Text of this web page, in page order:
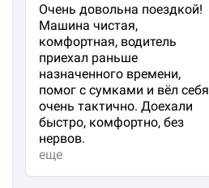
Очень довольна поездкой!
Машина чистая,
комфортная, водитель
приехал раньше
назначенного времени,
помог с сумками и вёл себя
очень тактично. Доехали
быстро, комфортно, без
нервов.
еще